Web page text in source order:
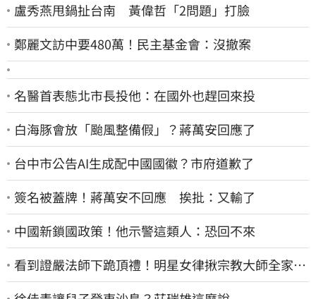
盧秀燕甩鍋扯台南 黃偉哲「2問題」打臉
鄭麗文訪中要480萬！民主基金會：沒撤案
名醫首表態北市長投他：在國外也趕回來投
白海豚會放「颱風整備假」？蔣萬安回應了
台中市公告AI生成配中國國徽？市府道歉了
簽名被蓋牌！蔣萬安不回應 挨批：又輸了
中國新鎖國政策！他示警這類人：恐回不來
看到證嚴法師下跪頂禮！明星女律揪宗教大師全家詐
慈濟…全家爽睡黃金堆